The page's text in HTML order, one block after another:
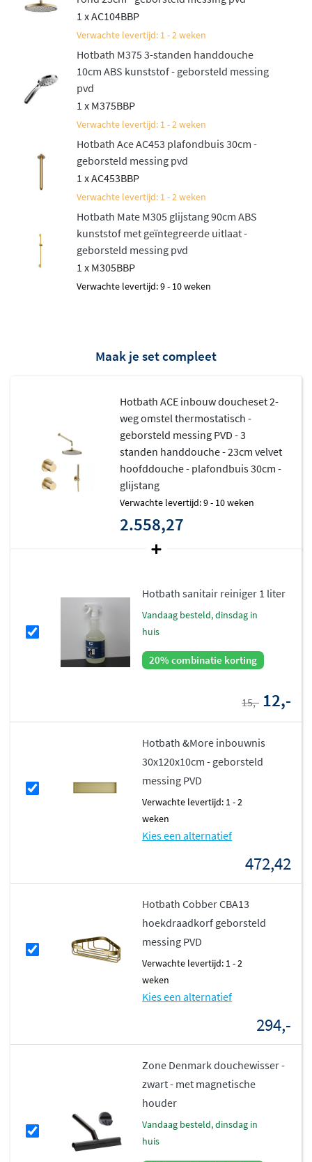
1 x AC104BBP
Verwachte levertijd: 1 - 2 weken
Hotbath M375 3-standen handdouche
10cm ABS kunststof - geborsteld messing
pvd
1 x M375BBP
Verwachte levertijd: 1 - 2 weken
Hotbath Ace AC453 plafondbuis 30cm -
geborsteld messing pvd
1 x AC453BBP
Verwachte levertijd: 1 - 2 weken
Hotbath Mate M305 glijstang 90cm ABS
kunststof met geïntegreerde uitlaat -
geborsteld messing pvd
1 x M305BBP
Verwachte levertijd: 9 - 10 weken
Maak je set compleet
Hotbath ACE inbouw doucheset 2-
weg omstel thermostatisch -
geborsteld messing PVD - 3
standen handdouche - 23cm velvet
hoofddouche - plafondbuis 30cm -
glijstang
Verwachte levertijd: 9 - 10 weken
2.558,27
Hotbath sanitair reiniger 1 liter
vandaag besteld, dinsdag in
huis
20% combinatie korting
15,- 12,-
Hotbath &More inbouwnis
30x120x10cm - geborsteld
messing PVD
Verwachte levertijd: 1 - 2
weken
Kies een alternatief
472,42
Hotbath Cobber CBA13
hoekdraadkorf geborsteld
messing PVD
Verwachte levertijd: 1 - 2
weken
Kies een alternatief
294,-
Zone Denmark douchewisser -
zwart - met magnetische
houder
vandaag besteld, dinsdag in
huis